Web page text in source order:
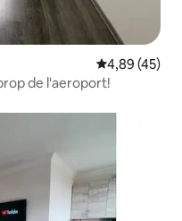
4,89 de
4,89 (45)
de l'aeroport!